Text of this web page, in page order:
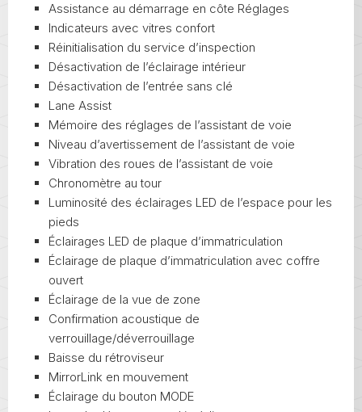
Assistance au démarrage en côte Réglages
Indicateurs avec vitres confort
Réinitialisation du service d’inspection
Désactivation de l’éclairage intérieur
Désactivation de l’entrée sans clé
Lane Assist
Mémoire des réglages de l’assistant de voie
Niveau d’avertissement de l’assistant de voie
Vibration des roues de l’assistant de voie
Chronomètre au tour
Luminosité des éclairages LED de l’espace pour les
pieds
Éclairages LED de plaque d’immatriculation
Éclairage de plaque d’immatriculation avec coffre
ouvert
Éclairage de la vue de zone
Confirmation acoustique de
verrouillage/déverrouillage
Baisse du rétroviseur
MirrorLink en mouvement
Éclairage du bouton MODE